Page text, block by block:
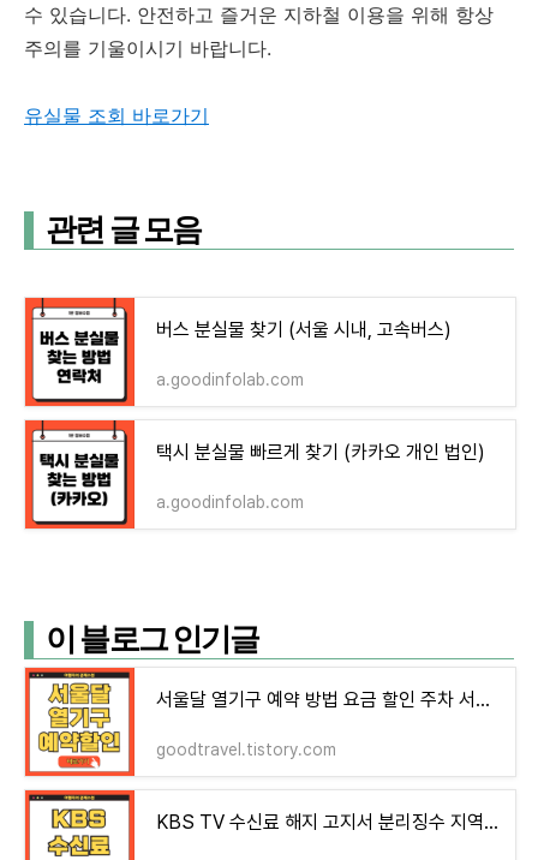
수 있습니다. 안전하고 즐거운 지하철 이용을 위해 항상
주의를 기울이시기 바랍니다.
유실물 조회 바로가기
관련 글 모음
버스 분실물 찾기 (서울 시내, 고속버스)
a.goodinfolab.com
택시 분실물 빠르게 찾기 (카카오 개인 법인)
a.goodinfolab.com
이 블로그 인기글
서울달 열기구 예약 방법 요금 할인 주차 서울의 달 현장예약 운행여부 조회
goodtravel.tistory.com
KBS TV 수신료 해지 고지서 분리징수 지역별 콜센터